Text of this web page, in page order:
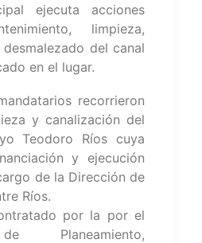
ejecuta acciones
limpieza,
del canal
en el lugar.
recorrieron
y canalización del
Teodoro Ríos cuya
y ejecución
de la Dirección de
Ríos.
por la por el
Planeamiento,